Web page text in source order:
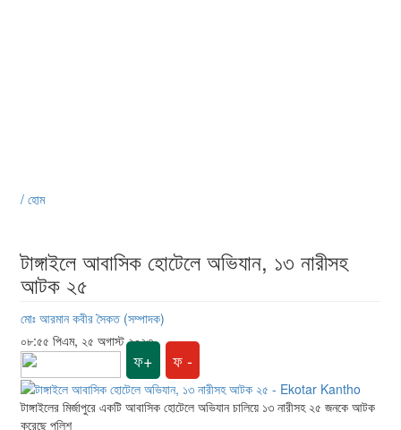
/ হোম
টাঙ্গাইলে আবাসিক হোটেলে অভিযান, ১৩ নারীসহ
আটক ২৫
মোঃ আরমান কবীর সৈকত (সম্পাদক)
০৮:৫৫ পিএম, ২৫ অগাস্ট ২০২৩
ফ+ ফ -
টাঙ্গাইলের মির্জাপুরে একটি আবাসিক হোটেলে অভিযান চালিয়ে ১৩ নারীসহ ২৫ জনকে আটক
করেছে পুলিশ